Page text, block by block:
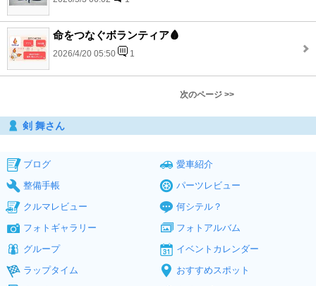
命をつなぐボランティア🩸
2026/4/20 05:50 1
次のページ >>
剣 舞さん
ブログ
愛車紹介
整備手帳
パーツレビュー
クルマレビュー
何シテル？
フォトギャラリー
フォトアルバム
グループ
イベントカレンダー
ラップタイム
おすすめスポット